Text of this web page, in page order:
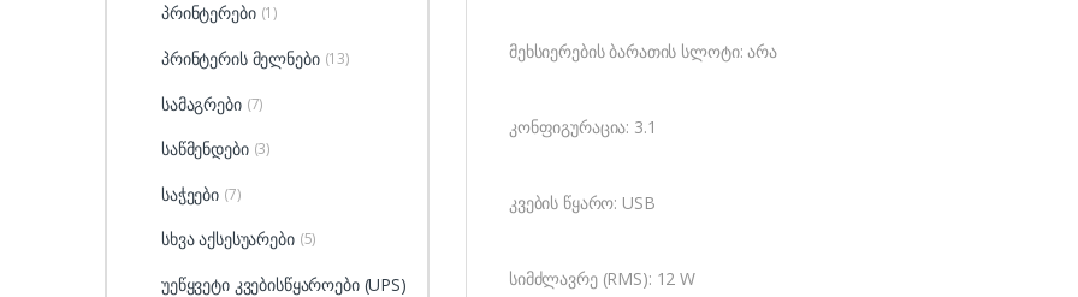
მეხსიერების ბარათის სლოტი: არა
კონფიგურაცია: 3.1
კვების წყარო: USB
სიმძლავრე (RMS): 12 W
პრინტერები (1)
პრინტერის მელნები (13)
სამაგრები (7)
საწმენდები (3)
საჭეები (7)
სხვა აქსესუარები (5)
უეწყვეტი კვებისწყაროები (UPS)